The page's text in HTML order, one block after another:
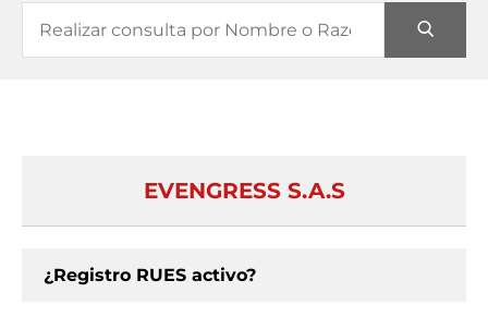
EVENGRESS S.A.S
¿Registro RUES activo?